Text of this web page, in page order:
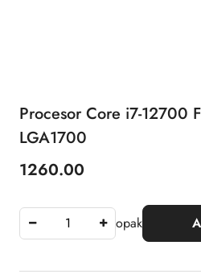
Procesor Core i7-12700
LGA1700
Price:
1260.00
opak